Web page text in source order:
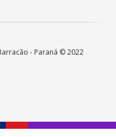
- Paraná © 2022